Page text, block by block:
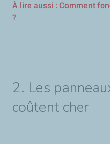
À lire aussi : Comment
?
2. Les
coûtent cher